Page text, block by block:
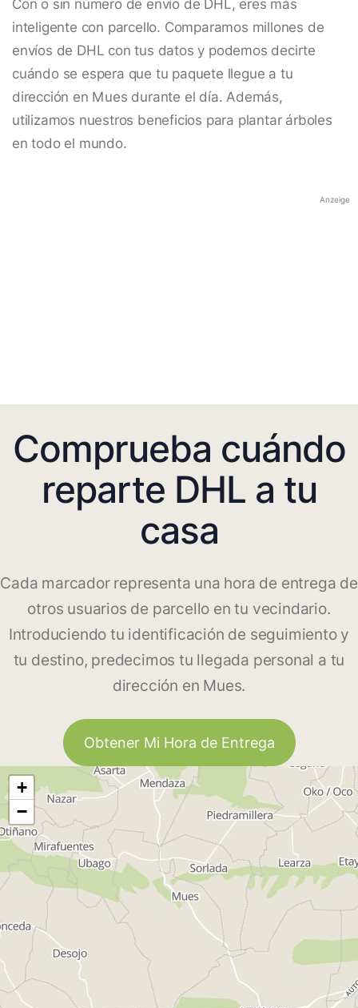
Con o sin número de envío de DHL, eres más
inteligente con parcello. Comparamos millones de
envíos de DHL con tus datos y podemos decirte
cuándo se espera que tu paquete llegue a tu
dirección en Mues durante el día. Además,
utilizamos nuestros beneficios para plantar árboles
en todo el mundo.
Anzeige
Comprueba cuándo
reparte DHL a tu
casa
Cada marcador representa una hora de entrega de
otros usuarios de parcello en tu vecindario.
Introduciendo tu identificación de seguimiento y
tu destino, predecimos tu llegada personal a tu
dirección en Mues.
Obtener Mi Hora de Entrega
+
−